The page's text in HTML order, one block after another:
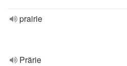
prairie
Prärie